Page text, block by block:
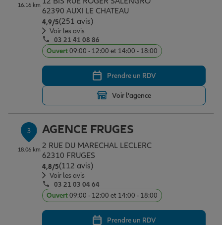
Investissements immobiliers
Transmission
Changer de voiture
Départ à la retraite
Assurance auto
Assurance habitation
Garantie des accidents de la vie
Assurance scolaire
Protection juridique
Professionnels
Allianz en France
16.16 km
62390 AUXI LE CHATEAU
4,9/5Note de 4.9 sur 5
(251 avis)
Voir les avis
03 21 41 08 86
Ouvert09:00 - 12:00 et 14:00 - 18:00
Prendre un RDV
Voir l'agence
3
18.06 km
AGENCE FRUGES
2 RUE DU MARECHAL LECLERC
62310 FRUGES
4,8/5Note de 4.8 sur 5
(112 avis)
Voir les avis
03 21 03 04 64
Ouvert09:00 - 12:00 et 14:00 - 18:00
Prendre un RDV